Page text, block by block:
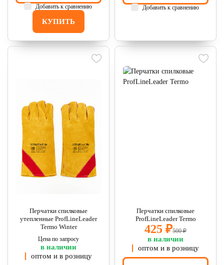
КУПИТЬ
Добавить к сравнению Добавить к сравнению
Перчатки спилковые
утепленные ProfLineLeader
Termo Winter
Цена по запросу
в наличии
оптом и в розницу
Перчатки спилковые
ProfLineLeader Termo
425 ₽500 ₽
в наличии
оптом и в розницу